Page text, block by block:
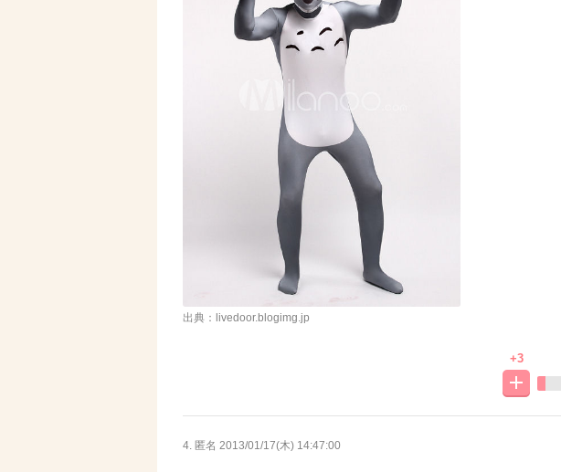
出典：livedoor.blogimg.jp
+3
4. 匿名 2013/01/17(木) 14:47:00